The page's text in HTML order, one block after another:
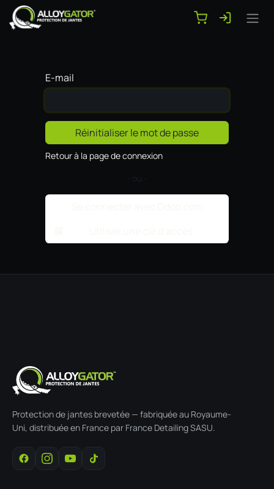
Se rendre au contenu
E-mail
Réinitialiser le mot de passe
Retour à la page de connexion
Protection de jantes brevetée — fabriquée au Royaume-
Uni, distribuée en France par France Detailing SASU.